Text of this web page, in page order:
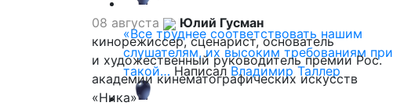
«Все труднее соответствовать нашим
слушателям, их высоким требованиям при
такой… Написал Владимир Таллер
08 августа
Юлий Гусман
кинорежиссер, сценарист, основатель
и художественный руководитель премии Рос.
академии кинематографических искусств
«Ника»